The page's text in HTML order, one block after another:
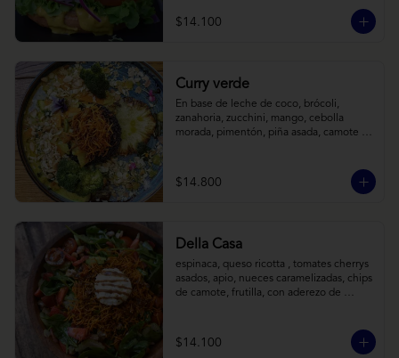
$14.100
Curry verde
En base de leche de coco, brócoli,
zanahoria, zucchini, mango, cebolla
morada, pimentón, piña asada, camote
$14.800
Della Casa
espinaca, queso ricotta , tomates cherrys
asados, apio, nueces caramelizadas, chips
de camote, frutilla, con aderezo de
$14.100